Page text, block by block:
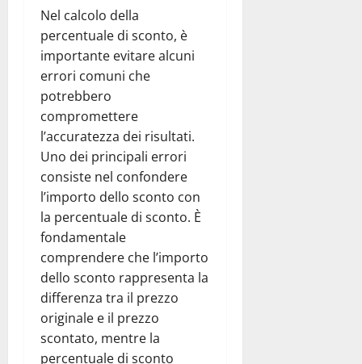
Nel calcolo della
percentuale di sconto, è
importante evitare alcuni
errori comuni che
potrebbero
compromettere
l’accuratezza dei risultati.
Uno dei principali errori
consiste nel confondere
l’importo dello sconto con
la percentuale di sconto. È
fondamentale
comprendere che l’importo
dello sconto rappresenta la
differenza tra il prezzo
originale e il prezzo
scontato, mentre la
percentuale di sconto